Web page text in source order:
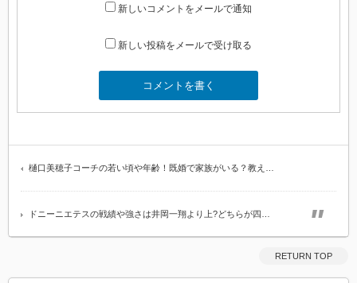
新しいコメントをメールで通知
新しい投稿をメールで受け取る
樋口美穂子コーチの若い頃や年齢！既婚で家族がいる？教え…
ドニーニエテスの戦績や強さは井岡一翔より上?どちらが四…
RETURN TOP